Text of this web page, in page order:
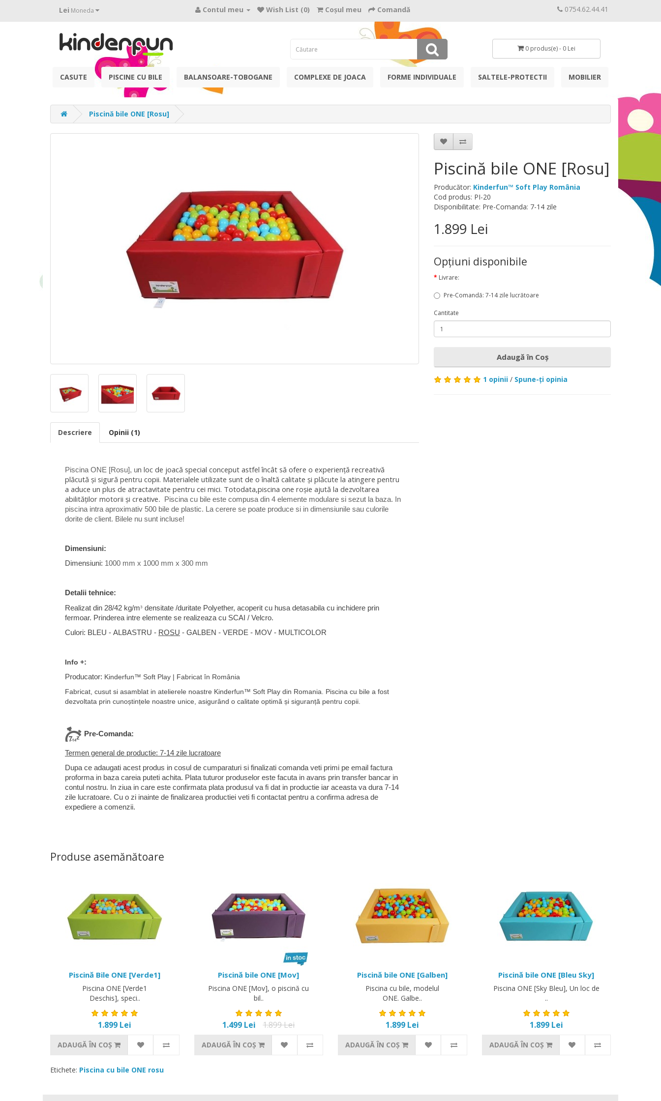
Lei Moneda Contul meu Wish List (0) Coşul meu Comandă 0754.62.44.41
0 produs(e) - 0 Lei
CASUTE PISCINE CU BILE BALANSOARE-TOBOGANE COMPLEXE DE JOACA FORME INDIVIDUALE SALTELE-PROTECTII MOBILIER
Piscină bile ONE [Rosu]
Descriere Opinii (1)
Piscina ONE [Rosu], un loc de joacă special conceput astfel încât să ofere o experiență recreativă
plăcută și sigură pentru copii. Materialele utilizate sunt de o înaltă calitate și plăcute la atingere pentru
a aduce un plus de atractavitate pentru cei mici. Totodata,piscina one roșie ajută la dezvoltarea
abilităților motorii și creative. Piscina cu bile este compusa din 4 elemente modulare si sezut la baza. In
piscina intra aproximativ 500 bile de plastic. La cerere se poate produce si in dimensiunile sau culorile
dorite de client. Bilele nu sunt incluse!
Dimensiuni:
Dimensiuni: 1000 mm x 1000 mm x 300 mm
Detalii tehnice:
Realizat din 28/42 kg/m³ densitate /duritate Polyether, acoperit cu husa detasabila cu inchidere prin
fermoar. Prinderea intre elemente se realizeaza cu SCAI / Velcro.
Culori: BLEU - ALBASTRU - ROSU - GALBEN - VERDE - MOV - MULTICOLOR
Info +:
Producator: Kinderfun™ Soft Play | Fabricat în România
Fabricat, cusut si asamblat in atelierele noastre Kinderfun™ Soft Play din Romania. Piscina cu bile a fost
dezvoltata prin cunoștințele noastre unice, asigurând o calitate optimă și siguranță pentru copii.
Pre-Comanda:
Termen general de productie: 7-14 zile lucratoare
Dupa ce adaugati acest produs in cosul de cumparaturi si finalizati comanda veti primi pe email factura
proforma in baza careia puteti achita. Plata tuturor produselor este facuta in avans prin transfer bancar in
contul nostru. In ziua in care este confirmata plata produsul va fi dat in productie iar aceasta va dura 7-14
zile lucratoare. Cu o zi inainte de finalizarea productiei veti fi contactat pentru a confirma adresa de
expediere a comenzii.
Piscină bile ONE [Rosu]
Producător: Kinderfun™ Soft Play România
Cod produs: PI-20
Disponibilitate: Pre-Comanda: 7-14 zile
1.899 Lei
Opţiuni disponibile
Livrare:
Pre-Comandă: 7-14 zile lucrătoare
Cantitate
Adaugă în Coş
1 opinii / Spune-ţi opinia
Produse asemănătoare
Piscină Bile ONE [Verde1]
Piscina ONE [Verde1
Deschis], speci..
1.899 Lei
ADAUGĂ ÎN COŞ
Piscină bile ONE [Mov]
Piscina ONE [Mov], o piscină cu
bil..
1.499 Lei 1.899 Lei
ADAUGĂ ÎN COŞ
Piscină bile ONE [Galben]
Piscina cu bile, modelul
ONE. Galbe..
1.899 Lei
ADAUGĂ ÎN COŞ
Piscină bile ONE [Bleu Sky]
Piscina ONE [Sky Bleu], Un loc de
..
1.899 Lei
ADAUGĂ ÎN COŞ
Etichete: Piscina cu bile ONE rosu